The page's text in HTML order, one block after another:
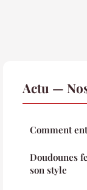
Actu —
Comment
Doudounes
son style